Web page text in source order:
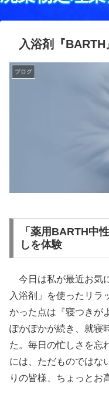
入浴剤『
ブログ
「薬用BARTH中
しを体験
今日は私が最近お気
入浴剤」を使ったリラ
かった点は『寝つきが
ぽかぽかが続き、就寝
た。毎日の忙しさを忘
には、ただものではな
りの皆様、ちょっとお